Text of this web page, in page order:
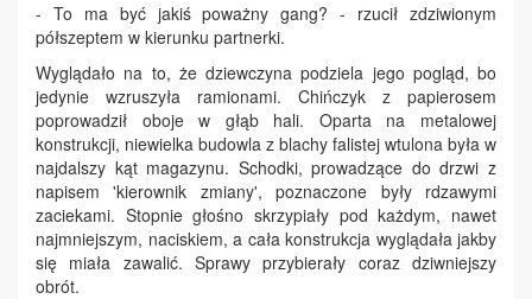
- To ma być jakiś poważny gang? - rzucił zdziwionym
półszeptem w kierunku partnerki.
Wyglądało na to, że dziewczyna podziela jego pogląd, bo
jedynie wzruszyła ramionami. Chińczyk z papierosem
poprowadził oboje w głąb hali. Oparta na metalowej
konstrukcji, niewielka budowla z blachy falistej wtulona była w
najdalszy kąt magazynu. Schodki, prowadzące do drzwi z
napisem 'kierownik zmiany', poznaczone były rdzawymi
zaciekami. Stopnie głośno skrzypiały pod każdym, nawet
najmniejszym, naciskiem, a cała konstrukcja wyglądała jakby
się miała zawalić. Sprawy przybierały coraz dziwniejszy
obrót.